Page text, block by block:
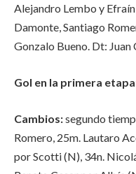
Alejandro Lembo y
Damonte, Santiago
Gonzalo Bueno. Dt: Juan
Gol en la primera
Cambios:segundo
Romero, 25m. Lautaro
por Scotti (N), 34n.